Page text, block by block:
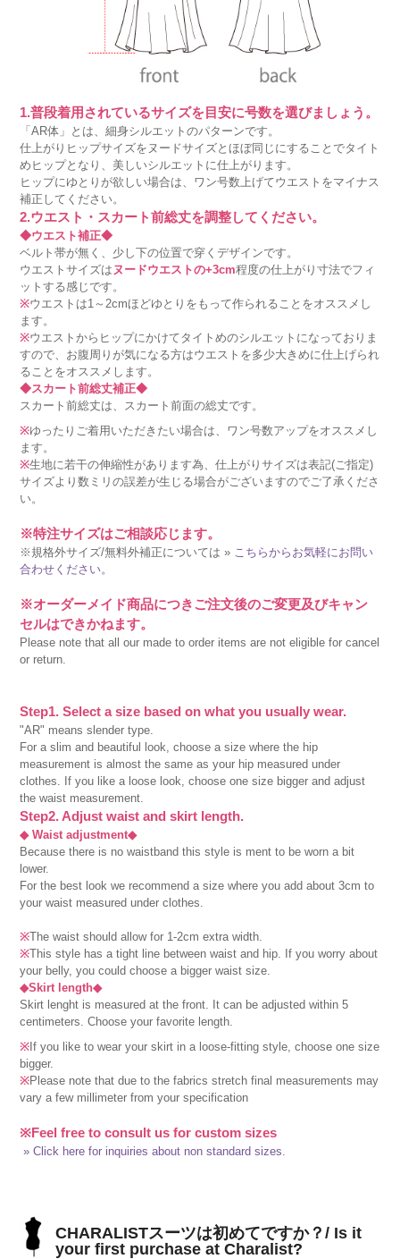
1.普段着用されているサイズを目安に号数を選びましょう。
「AR体」とは、細身シルエットのパターンです。
仕上がりヒップサイズをヌードサイズとほぼ同じにすることでタイト
めヒップとなり、美しいシルエットに仕上がります。
ヒップにゆとりが欲しい場合は、ワン号数上げてウエストをマイナス
補正してください。
2.ウエスト・スカート前総丈を調整してください。
◆ウエスト補正◆
ベルト帯が無く、少し下の位置で穿くデザインです。
ウエストサイズは ヌードウエストの+3cm程度の仕上がり寸法でフィ
ットする感じです。
※ウエストは1～2cmほどゆとりをもって作られることをオススメし
ます。
※ウエストからヒップにかけてタイトめのシルエットになっておりま
すので、お腹周りが気になる方はウエストを多少大きめに仕上げられ
ることをオススメします。
◆スカート前総丈補正◆
スカート前総丈は、スカート前面の総丈です。
※ゆったりご着用いただきたい場合は、ワン号数アップをオススメし
ます。
※生地に若干の伸縮性があります為、仕上がりサイズは表記(ご指定)
サイズより数ミリの誤差が生じる場合がございますのでご了承くださ
い。
※特注サイズはご相談応じます。
※規格外サイズ/無料外補正については » こちらからお気軽にお問い
合わせください。
※オーダーメイド商品につきご注文後のご変更及びキャン
セルはできかねます。
Please note that all our made to order items are not eligible for cancel
or return.
Step1. Select a size based on what you usually wear.
"AR" means slender type.
For a slim and beautiful look, choose a size where the hip
measurement is almost the same as your hip measured under
clothes. If you like a loose look, choose one size bigger and adjust
the waist measurement.
Step2. Adjust waist and skirt length.
◆ Waist adjustment◆
Because there is no waistband this style is ment to be worn a bit
lower.
For the best look we recommend a size where you add about 3cm to
your waist measured under clothes.
※The waist should allow for 1-2cm extra width.
※This style has a tight line between waist and hip. If you worry about
your belly, you could choose a bigger waist size.
◆Skirt length◆
Skirt lenght is measured at the front. It can be adjusted within 5
centimeters. Choose your favorite length.
※If you like to wear your skirt in a loose-fitting style, choose one size
bigger.
※Please note that due to the fabrics stretch final measurements may
vary a few millimeter from your specification
※Feel free to consult us for custom sizes
» Click here for inquiries about non standard sizes.
CHARALISTスーツは初めてですか？/ Is it
your first purchase at Charalist?